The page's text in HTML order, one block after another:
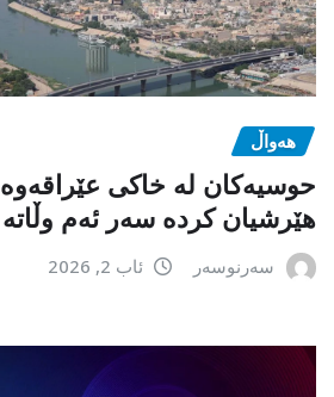
هەواڵ
حوسیەکان لە خاکی عێراقەوە
هێرشیان کردە سەر ئەم وڵاتە
سەرنوسەر ئاب 2, 2026